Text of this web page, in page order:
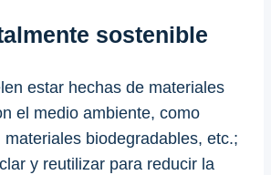
sostenible
estar hechas de materiales
el medio ambiente, como
materiales biodegradables, etc.;
y reutilizar para reducir la